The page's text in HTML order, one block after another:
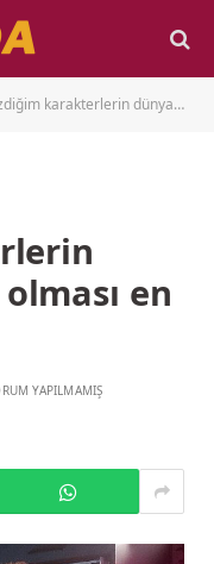
karakterlerin dünya markaları olması en büyük hedefim
en
YAPILMAMIŞ